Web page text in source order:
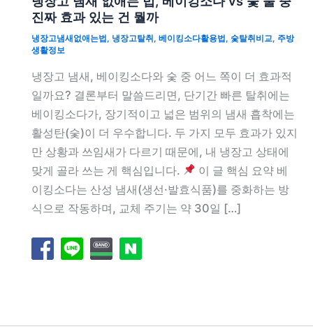
진짜 효과 있는 건 뭘까
냉장고냄새없애는법 , 냉장고탈취 , 베이킹소다활용법 , 숯탈취비교, 주방
생활정보
냉장고 냄새, 베이킹소다와 숯 중 어느 쪽이 더 효과적
일까요? 결론부터 말씀드리면, 단기간 빠른 탈취에는
베이킹소다가, 장기적이고 넓은 범위의 냄새 흡착에는
활성탄(숯)이 더 우수합니다. 두 가지 모두 효과가 있지
만 상황과 쓰임새가 다르기 때문에, 내 냉장고 상태에
맞게 골라 쓰는 게 핵심입니다.
이 글 핵심 요약 베
이킹소다는 산성 냄새(생선·발효식품)를 중화하는 방
식으로 작동하며, 교체 주기는 약 30일 […]